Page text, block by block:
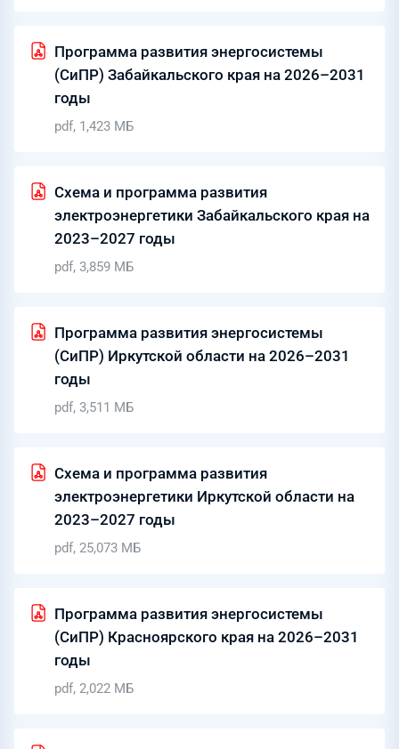
Программа развития энергосистемы
(СиПР) Забайкальского края на 2026–2031
годы
pdf, 1,423 МБ
Схема и программа развития
электроэнергетики Забайкальского края на
2023–2027 годы
pdf, 3,859 МБ
Программа развития энергосистемы
(СиПР) Иркутской области на 2026–2031
годы
pdf, 3,511 МБ
Схема и программа развития
электроэнергетики Иркутской области на
2023–2027 годы
pdf, 25,073 МБ
Программа развития энергосистемы
(СиПР) Красноярского края на 2026–2031
годы
pdf, 2,022 МБ